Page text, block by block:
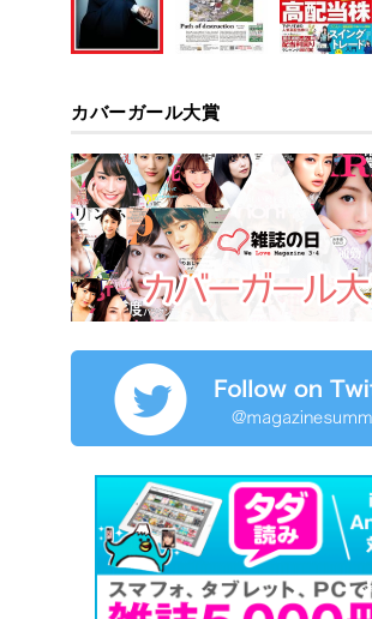
カバーガール大賞